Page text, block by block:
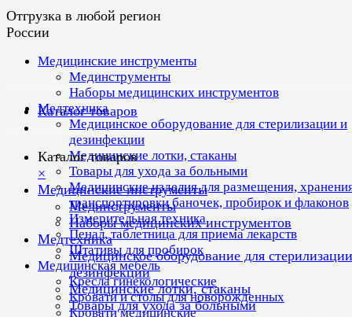
Отгрузка в любой регион
России
Медицинские инструменты
Мединструменты
Наборы медицинских инструментов
Медтехника
Медицинское оборудование для стерилизации и
дезинфекции
Медицинские лотки, стаканы
Товары для ухода за больными
Медицинские изделия для размещения,
транспортировки баночек, пробирок и флаконов
Измерительная техника
Пенал, таблетница для приема лекарств
Штативы для пробирок
Медицинская мебель
Кресла гинекологические
Кровати и столы для новорожденных
Кровати медицинские
Каталог товаров
Каталог товаров
×
Медицинские инструменты
Мединструменты
Наборы медицинских инструментов
Медтехника
Медицинское оборудование для
дезинфекции
Медицинские лотки, стаканы
Товары для ухода за больными